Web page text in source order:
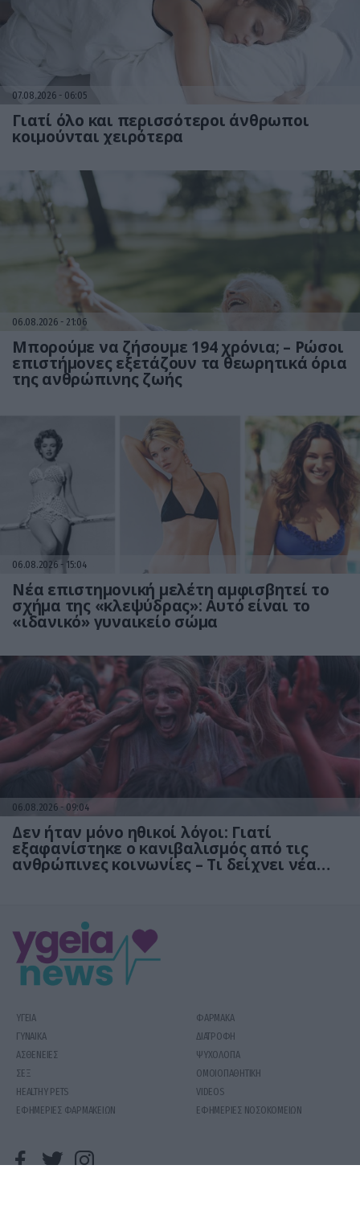
07.08.2026 06:05
Γιατί όλο και περισσότεροι άνθρωποι
κοιμούνται χειρότερα
06.08.2026 21:06
Μπορούμε να ζήσουμε 194 χρόνια; – Ρώσοι
επιστήμονες εξετάζουν τα θεωρητικά όρια
της ανθρώπινης ζωής
06.08.2026 15:04
Νέα επιστημονική μελέτη αμφισβητεί το
σχήμα της «κλεψύδρας»: Αυτό είναι το
«ιδανικό» γυναικείο σώμα
06.08.2026 09:04
Δεν ήταν μόνο ηθικοί λόγοι: Γιατί
εξαφανίστηκε ο κανιβαλισμός από τις
ανθρώπινες κοινωνίες – Τι δείχνει νέα
ΥΓΕΙΑ
ΦΑΡΜΑΚΑ
ΓΥΝΑΙΚΑ
ΔΙΑΤΡΟΦΗ
ΑΣΘΕΝΕΙΕΣ
ΨΥΧΟΛΟΓΙΑ
ΣΕΞ
ΟΜΟΙΟΠΑΘΗΤΙΚΗ
HEALTHY PETS
VIDEOS
ΕΦΗΜΕΡΙΕΣ ΦΑΡΜΑΚΕΙΩΝ
ΕΦΗΜΕΡΙΕΣ ΝΟΣΟΚΟΜΕΙΩΝ